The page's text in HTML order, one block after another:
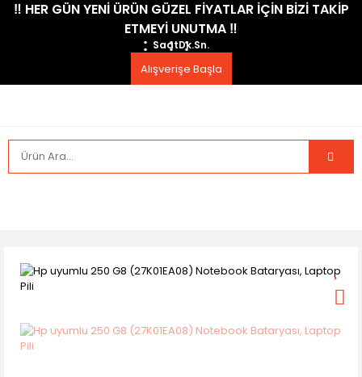
​‼️​ HER GÜN YENİ ÜRÜN GÜZEL FİYATLAR İÇİN BİZİ TAKİP
ETMEYİ UNUTMA ​‼️​
SaatDk.Sn.
Alışverişe Başla